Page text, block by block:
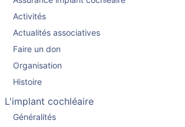
Activités
Actualités associatives
Faire un don
Organisation
Histoire
L'implant cochléaire
Généralités